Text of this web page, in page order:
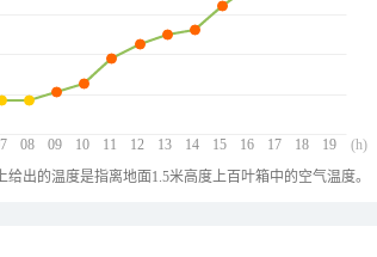
08 09 10 11 12 13 14 15 16 17 18 19 (h)
出的温度是指离地面1.5米高度上百叶箱中的空气温度。